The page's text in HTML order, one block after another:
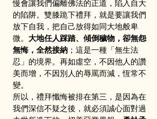
慢會讓我們偏離佛法的正道，陷入自大
的陷阱。雙膝跪下禮拜，就是要讓我們
放下自我，把自己放得如同大地般卑
微。 大地任人踩踏、傾倒穢物，卻無怨
無悔，全然接納 ；這是一種「無生法
忍」的境界。再如虛空，不因他人的讚
美而增，不因別人的辱罵而減，恆常不
變。
所以，禮拜懺悔被排在第三，是因為在
我們深信不疑之後，就必須誠心面對過